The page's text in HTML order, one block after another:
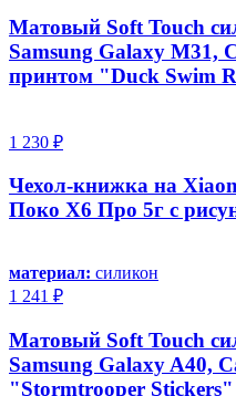
Матовый Soft Touch
Samsung Galaxy M31,
принтом "Duck Swim
1 230 ₽
Чехол-книжка на
Поко Х6 Про 5г с
материал: силикон
1 241 ₽
Матовый Soft Touch
Samsung Galaxy A40,
"Stormtrooper